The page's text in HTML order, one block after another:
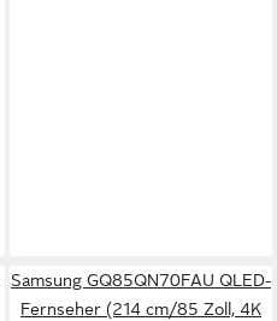
Samsung GQ85QN70FAU QLED-
Fernseher (214 cm/85 Zoll, 4K